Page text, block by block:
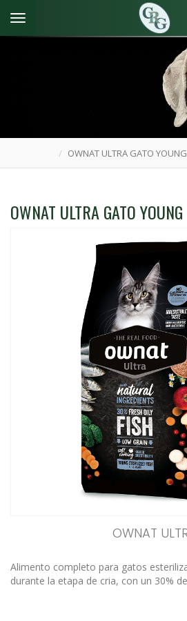
Toggle navigation
OWNAT ULTRA GATO
OWNAT ULTRA GATO
OWNAT
Alimento completo para gatos
durante la etapa de cria, con un 30%